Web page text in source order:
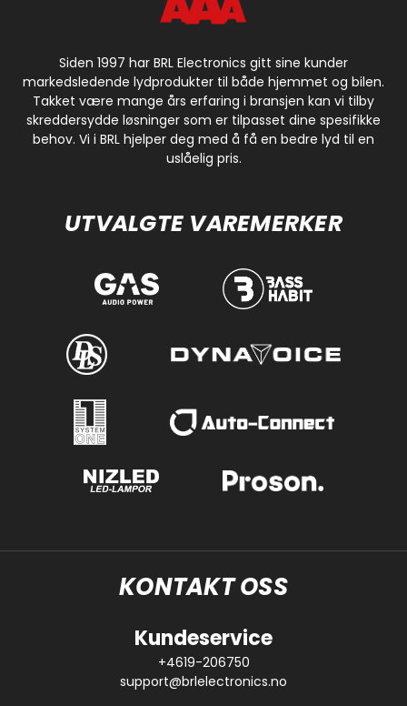
Siden 1997 har BRL Electronics gitt sine kunder
markedsledende lydprodukter til både hjemmet og bilen.
Takket være mange års erfaring i bransjen kan vi tilby
skreddersydde løsninger som er tilpasset dine spesifikke
behov. Vi i BRL hjelper deg med å få en bedre lyd til en
uslåelig pris.
UTVALGTE VAREMERKER
KONTAKT OSS
Kundeservice
+4619-206750
support@brlelectronics.no